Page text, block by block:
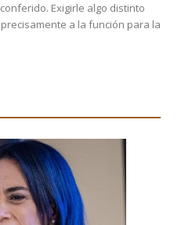
Exigirle algo distinto
a la función para la